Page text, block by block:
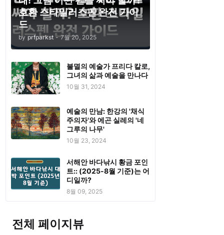
호환 스타일러스펜 완전 가이
드
by prfparkst - 7월 20, 2025
불멸의 예술가 프리다 칼로,
그녀의 삶과 예술을 만나다
10월 31, 2024
예술의 만남: 한강의 '채식
주의자'와 에곤 실레의 '네
그루의 나무'
10월 23, 2024
서해안 바다낚시 황금 포인
트:: (2025-8월 기준)는 어
디일까?
8월 09, 2025
전체 페이지뷰